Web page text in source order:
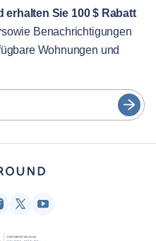
erhalten Sie 100 $ Rabatt
sowie Benachrichtigungen
Wohnungen und